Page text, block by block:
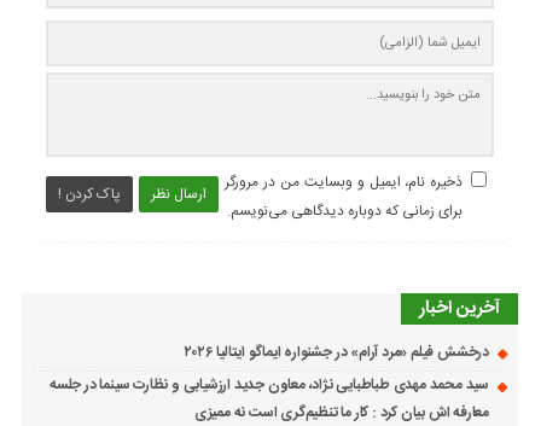
ارسال نظر پاک کردن !
ذخیره نام، ایمیل و وبسایت من در مرورگر
برای زمانی که دوباره دیدگاهی می‌نویسم.
آخرین اخبار
درخشش فیلم «مرد آرام» در جشنواره ایماگو ایتالیا ۲۰۲۶
سید محمد مهدی طباطبایی نژاد، معاون جدید ارزشیابی و نظارت سینما در جلسه
معارفه اش بیان کرد : کار ما تنظیم‌گری است نه ممیزی